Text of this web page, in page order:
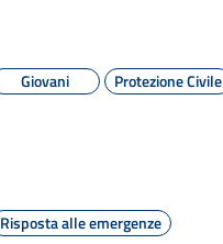
Giovani
Protezione Civile
Risposta alle emergenze